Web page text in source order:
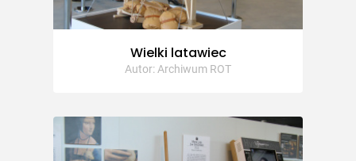
Wielki latawiec
Autor: Archiwum ROT